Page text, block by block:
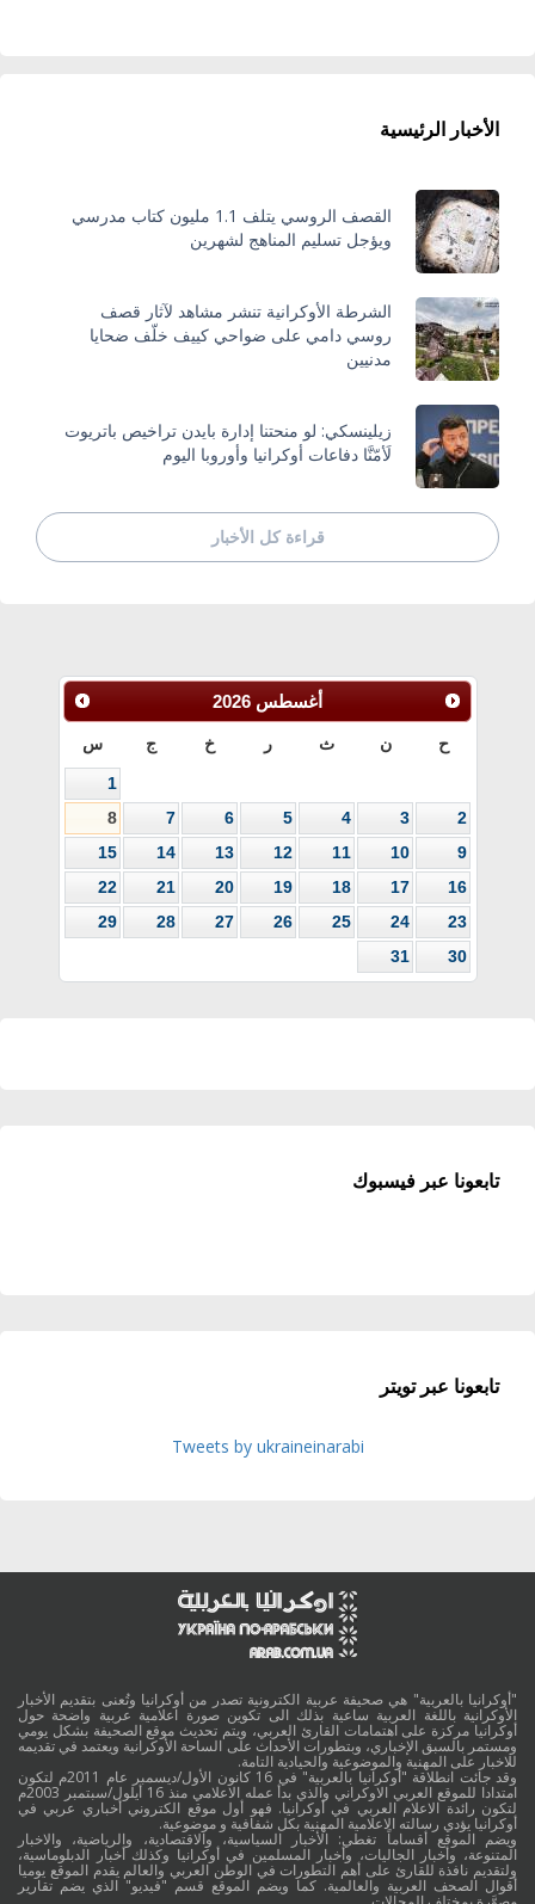
الأخبار الرئيسية
القصف الروسي يتلف 1.1 مليون كتاب مدرسي
ويؤجل تسليم المناهج لشهرين
الشرطة الأوكرانية تنشر مشاهد لآثار قصف
روسي دامي على ضواحي كييف خلّف ضحايا
مدنيين
زيلينسكي: لو منحتنا إدارة بايدن تراخيص باتريوت
لَأمّنَّا دفاعات أوكرانيا وأوروبا اليوم
قراءة كل الأخبار
أغسطس 2026
ح ن ث ر خ ج س
1
2
3
4
5
6
7
8
9
10
11
12
13
14
15
16
17
18
19
20
21
22
23
24
25
26
27
28
29
30
31
تابعونا عبر فيسبوك
تابعونا عبر تويتر
Tweets by ukraineinarabi
"أوكرانيا بالعربية" هي صحيفة عربية الكترونية تصدر من أوكرانيا وتُعنى بتقديم الأخبار
الأوكرانية باللغة العربية ساعية بذلك الى تكوين صورة اعلامية عربية واضحة حول
أوكرانيا مركزة على اهتمامات القارئ العربي، ويتم تحديث موقع الصحيفة بشكل يومي
ومستمر بالسبق الإخباري، وبتطورات الأحداث على الساحة الأوكرانية ويعتمد في تقديمه
للاخبار على المهنية والموضوعية والحيادية التامة.
وقد جائت انطلاقة "أوكرانيا بالعربية" في 16 كانون الأول/ديسمبر عام 2011م لتكون
امتدادا للموقع العربي الاوكراني والذي بدأ عمله الاعلامي منذ 16 أيلول/سبتمبر 2003م
لتكون رائدة الاعلام العربي في أوكرانيا. فهو أول موقع الكتروني أخباري عربي في
أوكرانيا يؤدي رسالته الاعلامية المهنية بكل شفافية و موضوعية.
ويضم الموقع أقساماً تغطي: الأخبار السياسية، والاقتصادية، والرياضية، والاخبار
المتنوعة، وأخبار الجاليات، وأخبار المسلمين في أوكرانيا وكذلك أخبار الدبلوماسية،
ولتقديم نافذة للقارئ على أهم التطورات في الوطن العربي والعالم يقدم الموقع يوميا
أقوال الصحف العربية والعالمية. كما ويضم الموقع قسم "فيديو" الذي يضم تقارير